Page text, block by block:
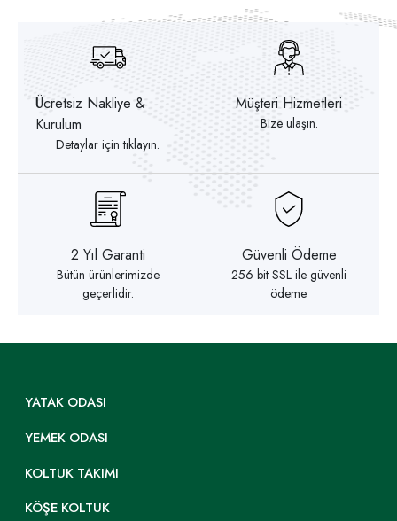
Ücretsiz Nakliye &
Kurulum
Detaylar için tıklayın.
Müşteri Hizmetleri
Bize ulaşın.
2 Yıl Garanti
Bütün ürünlerimizde
geçerlidir.
Güvenli Ödeme
256 bit SSL ile güvenli
ödeme.
YATAK ODASI
YEMEK ODASI
KOLTUK TAKIMI
KÖŞE KOLTUK